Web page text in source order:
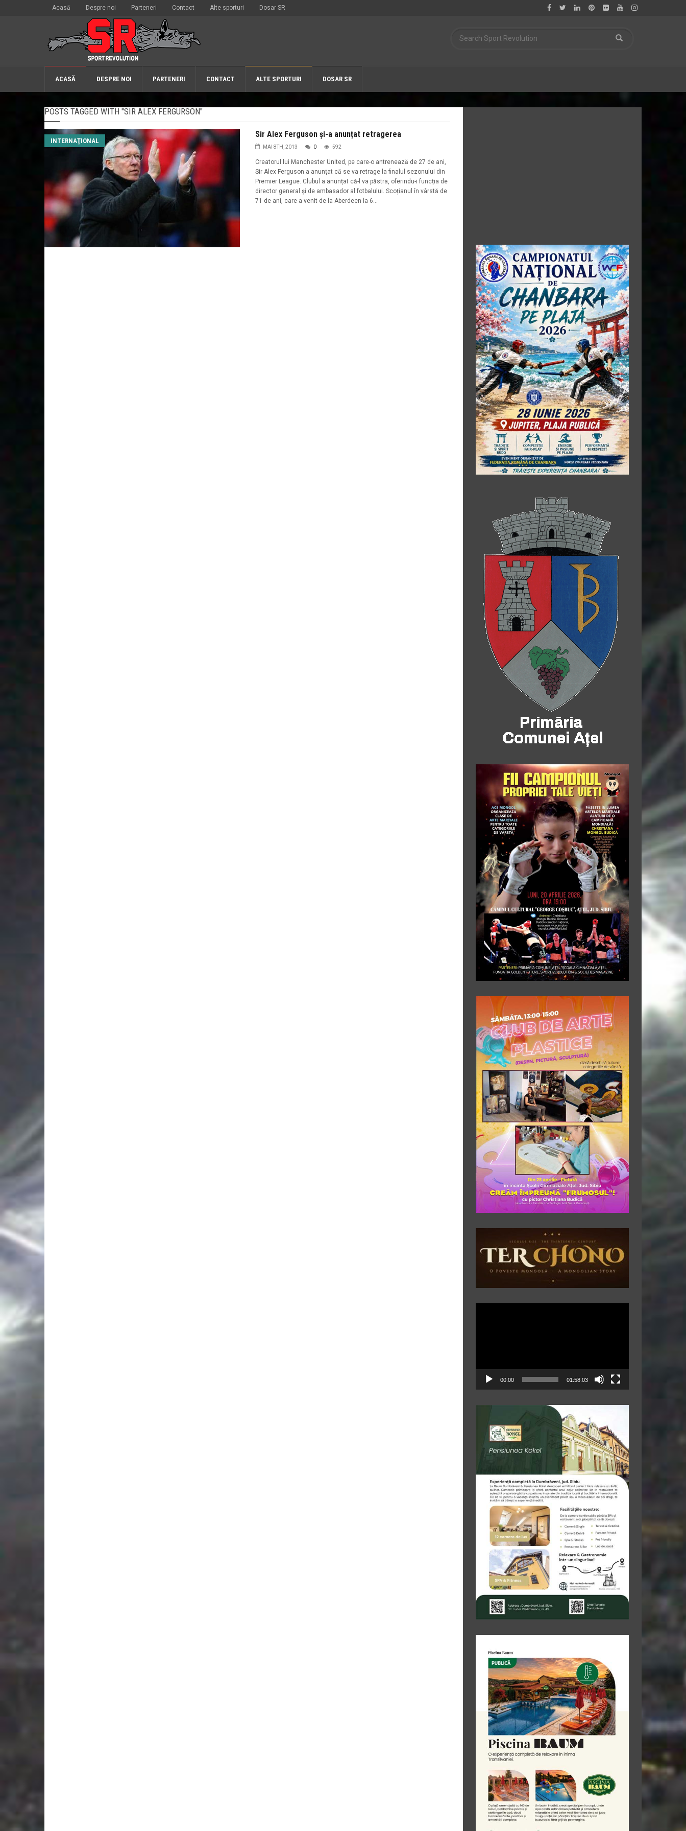
Acasă Despre noi Parteneri Contact Alte sporturi Dosar SR
ACASĂ DESPRE NOI PARTENERI CONTACT ALTE SPORTURI DOSAR SR
POSTS TAGGED WITH "SIR ALEX FERGURSON"
INTERNAŢIONAL
Sir Alex Ferguson și-a anunțat retragerea
MAI 8TH, 2013 0 592
Creatorul lui Manchester United, pe care-o antrenează de 27 de ani,
Sir Alex Ferguson a anunțat că se va retrage la finalul sezonului din
Premier League. Clubul a anunțat că-l va păstra, oferindu-i funcția de
director general și de ambasador al fotbalului. Scoțianul în vârstă de
71 de ani, care a venit de la Aberdeen la 6...
00:00 01:58:03